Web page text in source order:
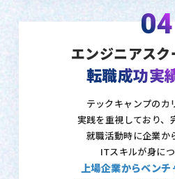
04
エンジニアスク
転職成功実
テックキャンプのカ
実践を重視しており、
就職活動時に企業か
ITスキルが身につ
上場企業からベンチ